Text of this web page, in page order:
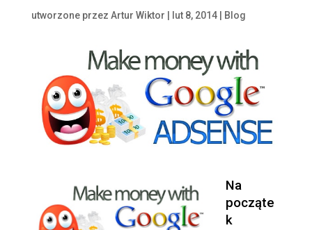
utworzone przez Artur Wiktor lut 8, 2014| Blog
Na
począte
k